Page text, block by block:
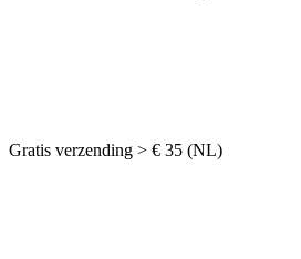
Gratis verzending > € 35 (NL)